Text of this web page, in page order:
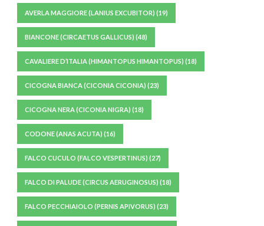
AVERLA MAGGIORE (LANIUS EXCUBITOR) (19)
BIANCONE (CIRCAETUS GALLICUS) (48)
CAVALIERE D’ITALIA (HIMANTOPUS HIMANTOPUS) (18)
CICOGNA BIANCA (CICONIA CICONIA) (23)
CICOGNA NERA (CICONIA NIGRA) (18)
CODONE (ANAS ACUTA) (16)
FALCO CUCULO (FALCO VESPERTINUS) (27)
FALCO DI PALUDE (CIRCUS AERUGINOSUS) (18)
FALCO PECCHIAIOLO (PERNIS APIVORUS) (23)